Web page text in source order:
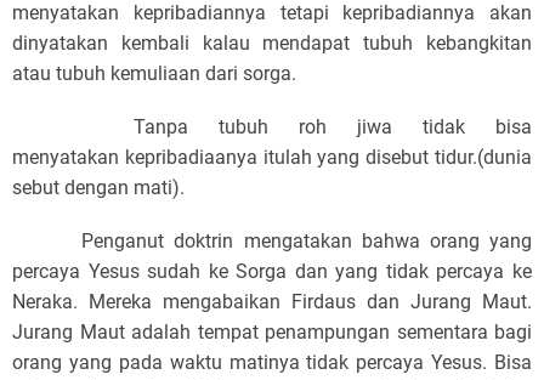
menyatakan kepribadiannya tetapi kepribadiannya akan
dinyatakan kembali kalau mendapat tubuh kebangkitan
atau tubuh kemuliaan dari sorga.
Tanpa tubuh roh jiwa tidak bisa
menyatakan kepribadiaanya itulah yang disebut tidur.(dunia
sebut dengan mati).
Penganut doktrin mengatakan bahwa orang yang
percaya Yesus sudah ke Sorga dan yang tidak percaya ke
Neraka. Mereka mengabaikan Firdaus dan Jurang Maut.
Jurang Maut adalah tempat penampungan sementara bagi
orang yang pada waktu matinya tidak percaya Yesus. Bisa